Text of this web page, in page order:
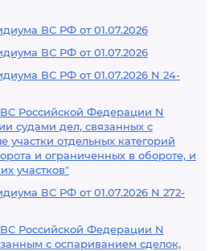
ВС РФ от 01.07.2026
ВС РФ от 01.07.2026
ВС РФ от 01.07.2026 N 24-
Российской Федерации N
судами дел, связанных с
участки отдельных категорий
и ограниченных в обороте, и
участков"
ВС РФ от 01.07.2026 N 272-
Российской Федерации N
с оспариванием сделок,